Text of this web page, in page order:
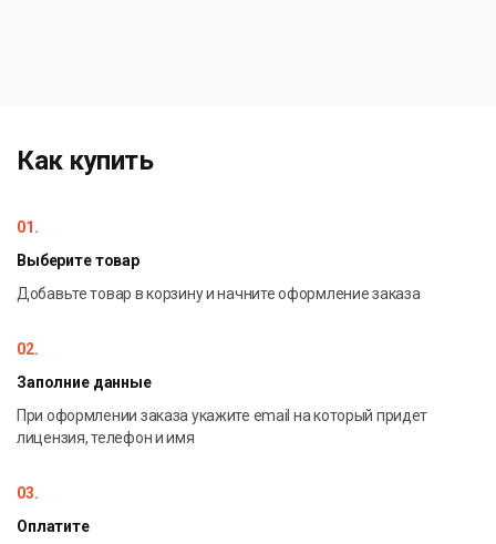
Как купить
01.
Выберите товар
Добавьте товар в корзину и начните оформление заказа
02.
Заполние данные
При оформлении заказа укажите email на который придет
лицензия, телефон и имя
03.
Оплатите